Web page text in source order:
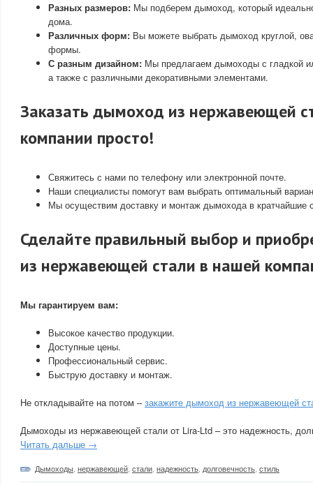
Разных размеров: Мы подберем дымоход, который
дома.
Различных форм: Вы можете выбрать дымоход круглой,
формы.
С разным дизайном: Мы предлагаем дымоходы с гладкой
а также с различными декоративными элементами.
Заказать дымоход из нержавеющей
компании просто!
Свяжитесь с нами по телефону или электронной почте.
Наши специалисты помогут вам выбрать оптимальный
Мы осуществим доставку и монтаж дымохода в кратчайшие
Сделайте правильный выбор и
из нержавеющей стали в нашей
Мы гарантируем вам:
Высокое качество продукции.
Доступные цены.
Профессиональный сервис.
Быструю доставку и монтаж.
Не откладывайте на потом –закажите дымоход из нержавеющей
Дымоходы из нержавеющей стали от Lira-Ltd – это надежность,
Читать дальше →
Дымоходы, нержавеющей, стали, надежность, долговечность, стиль